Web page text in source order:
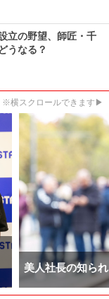
立の野望、師匠・千
うなる？
※横スクロールできます▶
美人社長の知ら